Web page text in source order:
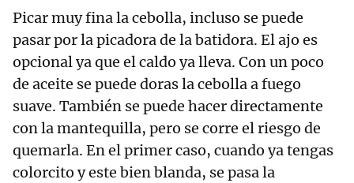
Picar muy fina la cebolla, incluso se puede
pasar por la picadora de la batidora. El ajo es
opcional ya que el caldo ya lleva. Con un poco
de aceite se puede doras la cebolla a fuego
suave. También se puede hacer directamente
con la mantequilla, pero se corre el riesgo de
quemarla. En el primer caso, cuando ya tengas
colorcito y este bien blanda, se pasa la